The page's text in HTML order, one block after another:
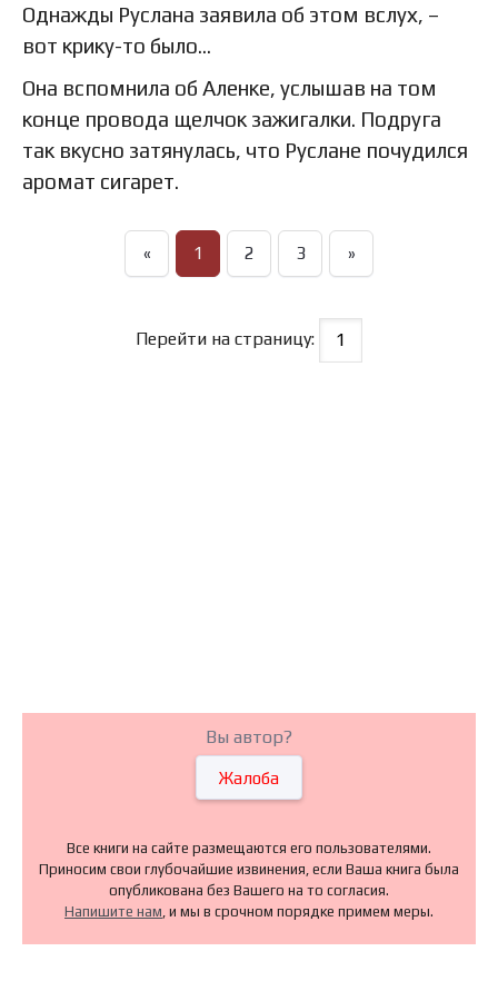
Однажды Руслана заявила об этом вслух, –
вот крику-то было…
Она вспомнила об Аленке, услышав на том
конце провода щелчок зажигалки. Подруга
так вкусно затянулась, что Руслане почудился
аромат сигарет.
« 1 2 3 »
Перейти на страницу:
Вы автор?
Жалоба
Все книги на сайте размещаются его пользователями.
Приносим свои глубочайшие извинения, если Ваша книга была
опубликована без Вашего на то согласия.
Напишите нам , и мы в срочном порядке примем меры.